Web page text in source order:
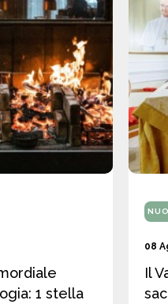
1 stella
08
Il